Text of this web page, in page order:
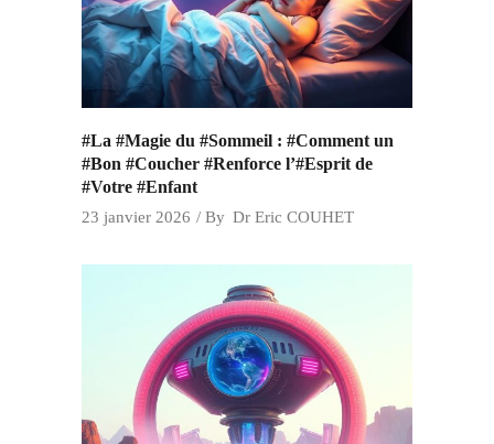
#La #Magie du #Sommeil : #Comment un
#Bon #Coucher #Renforce l’#Esprit de
#Votre #Enfant
23 janvier 2026 By Dr Eric COUHET